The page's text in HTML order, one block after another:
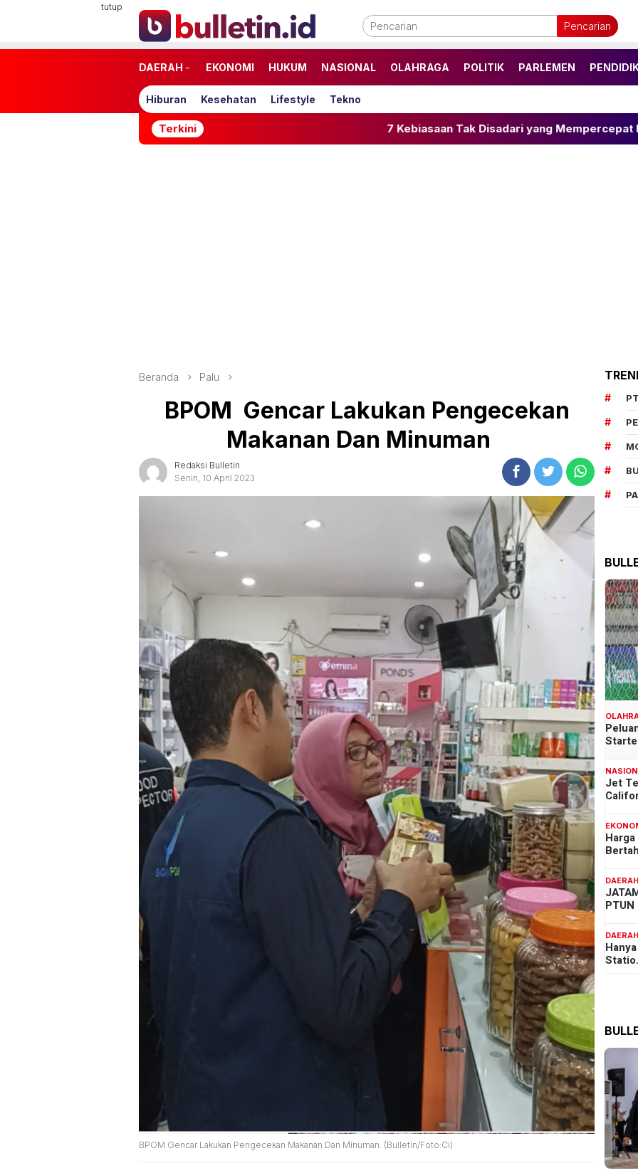
tutup
Pencarian
DAERAH EKONOMI HUKUM NASIONAL OLAHRAGA POLITIK PARLEMEN
Hiburan Kesehatan Lifestyle Tekno
Terkini 7 Kebiasaan Tak Disadari yang Mempercepat Penuaan
Beranda Palu
BPOM Gencar Lakukan Pengecekan
Makanan Dan Minuman
Redaksi Bulletin
Senin, 10 April 2023
BPOM Gencar Lakukan Pengecekan Makanan Dan Minuman. (Bulletin/Foto:Ci)
Jet